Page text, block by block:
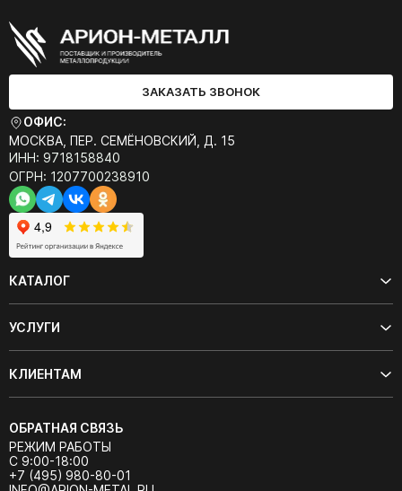
ЗАКАЗАТЬ ЗВОНОК
ОФИС:
МОСКВА, ПЕР. СЕМЁНОВСКИЙ, Д. 15
ИНН: 9718158840
ОГРН: 1207700238910
КАТАЛОГ
УСЛУГИ
КЛИЕНТАМ
ОБРАТНАЯ СВЯЗЬ
РЕЖИМ РАБОТЫ
С 9:00-18:00
+7 (495) 980-80-01